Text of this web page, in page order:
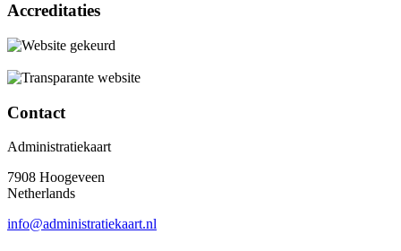
Accreditaties
Contact
Administratiekaart
7908 Hoogeveen
Netherlands
info@administratiekaart.nl